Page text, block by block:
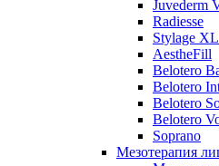
Juvederm
Radiesse
Stylage XL
AestheFill
Belotero
Belotero
Belotero
Belotero
Soprano
Мезотерапия